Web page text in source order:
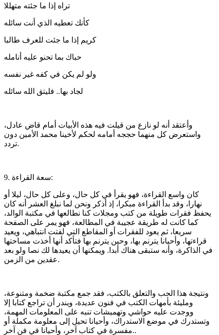
تراه إذا ما جئته متهللا
كأنك تعطيه الذي أنت سائله
كريم إذا ما جئت للعرف طالبا
حباك بما تحنو عليه أنامله
ولو لم يكن في كفه غير نفسه
لجاد بها.. فليتق الله سائله
وأعتقد أنه لو نازع من قيلت فيه هذه الأبيات أمام قاض عادل،
واستعرض كل منهما حججه أمامه لحكم لأخينا محمد الأمين دون
تردد.
9. سعة القراءة:
كان واسع القراءة، فهو يقرأ في كل حال، وعلى كل حال، ليلا أو
نهارا، وقد بدأ القراءة مبكرا، إذ أذكر ونحن لما نبلغ العشر أنه كان
يحفظ فقرات طويلة من كتب ومجلات كنا نطالعها في مكتبة الوالد،
كما كانت له طريقة عجيبة في المطالعة، فهو يمر على الصفحة
سريعا، ثم يعود للفقرات أو المقاطع التي لفتت انتباهي، ويعيد
قراءتها، وأحيانا يترنم بها، وحين يترنم بها فتأكد أنها أخذت مساحتها
في الذاكرة، وأنه ستبقى هناك أبدا. ويمكنها أن يعيدها لك نصا ولو بعد
عقدين من الزمن.
ونتيجة هذا الحب والتعلق بالكتب، فقد جمع مكتبة ضخمة ومتنوعة،
ومليئة بأمهات الكتب في فنون عديدة، ويندر أن تراجع كتابا إلا
ووجدت عليه حواشي وتهميشات تنبه على المعلومات المهمة،
وتستدرك في موضع الاستدراك، وأحيانا تحيل إلى معلومة مكملة أو
مفسرة في كتاب آخر، وأحيانا في فن آخر..